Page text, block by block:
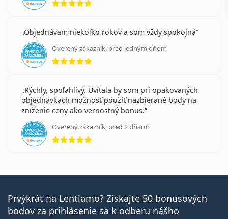
Objednávam niekoľko rokov a som vždy spokojná
Overený zákazník, pred jedným dňom
hodnotenie 5 z 5
Rýchly, spoľahlivý. Uvítala by som pri opakovaných
objednávkach možnosť použiť nazbierané body na
zníženie ceny ako vernostný bonus.
Overený zákazník, pred 2 dňami
hodnotenie 5 z 5
Prvýkrát na Lentiamo? Získajte 50 bonusových
bodov za prihlásenie sa k odberu nášho